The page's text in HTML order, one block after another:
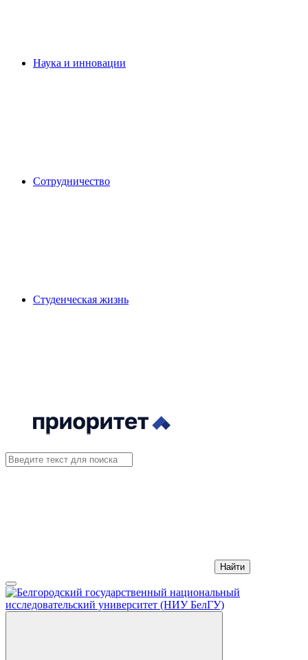
Наука и инновации
Сотрудничество
Студенческая жизнь
Найти